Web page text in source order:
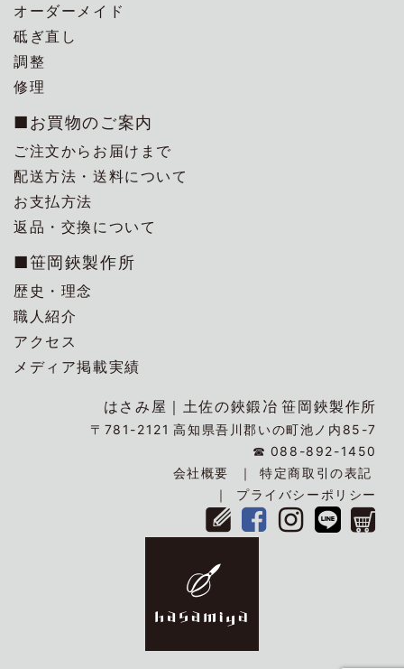
オーダーメイド
砥ぎ直し
調整
修理
■お買物のご案内
ご注文からお届けまで
配送方法・送料について
お支払方法
返品・交換について
■笹岡鋏製作所
歴史・理念
職人紹介
アクセス
メディア掲載実績
はさみ屋｜ 土佐の鋏鍛冶 笹岡鋏製作所
〒781-2121 高知県吾川郡いの町池ノ内85-7
☎ 088-892-1450
会社概要
特定商取引の表記
プライバシーポリシー